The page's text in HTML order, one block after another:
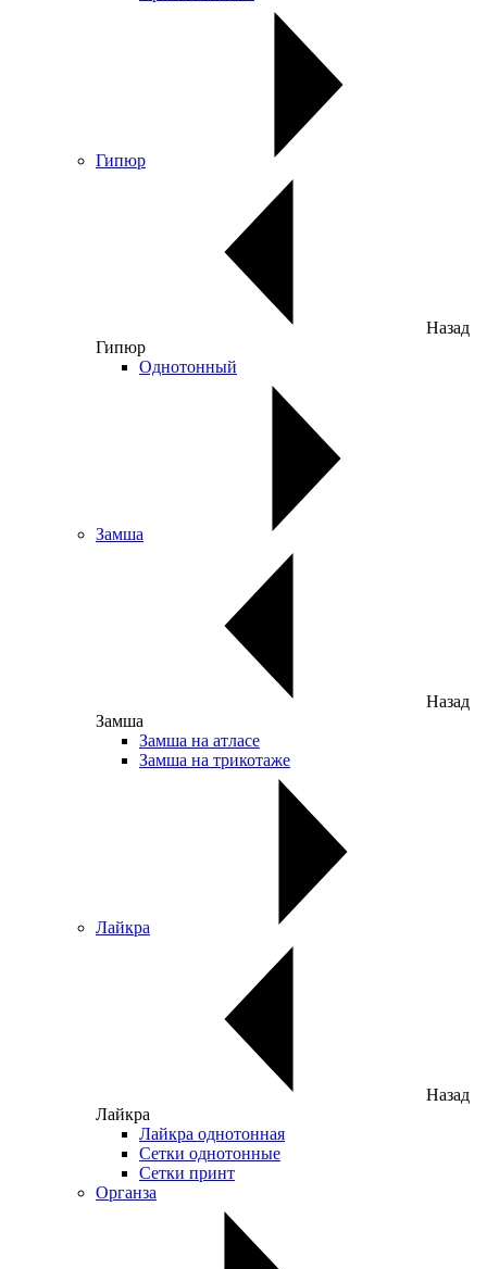
Гипюр
Назад
Гипюр
Однотонный
Замша
Назад
Замша
Замша на атласе
Замша на трикотаже
Лайкра
Назад
Лайкра
Лайкра однотонная
Сетки однотонные
Сетки принт
Органза